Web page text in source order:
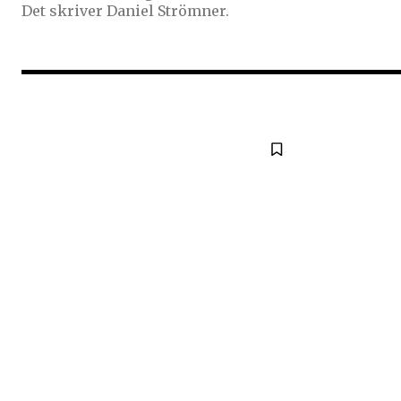
Följ Sändarens
Det skriver Daniel Strömner.